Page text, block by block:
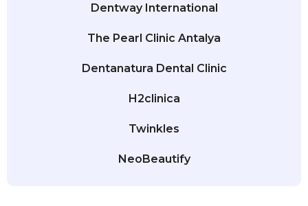
Dentway International
The Pearl Clinic Antalya
Dentanatura Dental Clinic
H2clinica
Twinkles
NeoBeautify